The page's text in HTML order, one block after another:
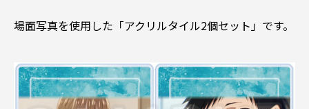
場面写真を使用した「アクリルタイル2個セット」です。